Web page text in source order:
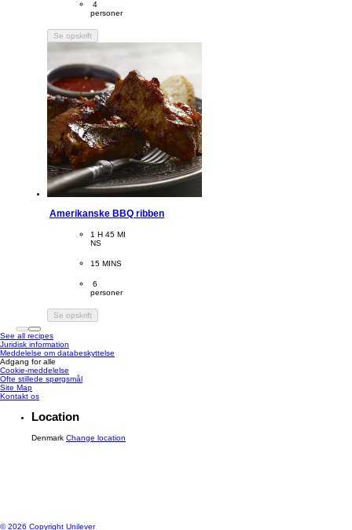
Servings
4
personer
Se opskrift
Amerikanske BBQ ribben
CookingTime
1 H 45 MI
NS
PreparationTime
15 MINS
Servings
6
personer
Se opskrift
See all recipes
Juridisk information
Meddelelse om databeskyttelse
Adgang for alle
Cookie-meddelelse
Ændre Indstillingerne
Site Map